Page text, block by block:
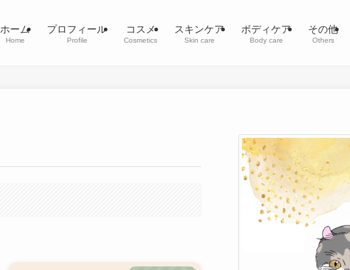
ホーム
Home
プロフィール
Profile
コスメ
Cosmetics
スキンケア
Skin care
ボディケア
Body care
その他
Others